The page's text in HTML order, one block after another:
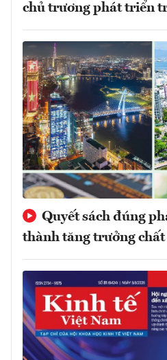
chủ trương phát triển
Quyết sách đúng
thành tăng trưởng chất